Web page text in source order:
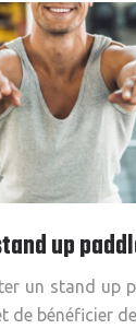
up
un stand
de bénéficier